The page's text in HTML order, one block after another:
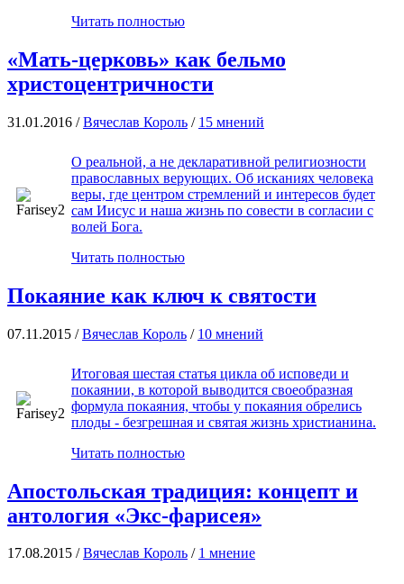
Читать полностью
«Мать-церковь» как бельмо
христоцентричности
31.01.2016 /Вячеслав Король / 15 мнений
О реальной, а не декларативной религиозности
православных верующих. Об исканиях человека
веры, где центром стремлений и интересов будет
сам Иисус и наша жизнь по совести в согласии с
волей Бога.
Читать полностью
Покаяние как ключ к святости
07.11.2015 /Вячеслав Король / 10 мнений
Итоговая шестая статья цикла об исповеди и
покаянии, в которой выводится своеобразная
формула покаяния, чтобы у покаяния обрелись
плоды - безгрешная и святая жизнь христианина.
Читать полностью
Апостольская традиция: концепт и
антология «Экс-фарисея»
17.08.2015 /Вячеслав Король / 1 мнение